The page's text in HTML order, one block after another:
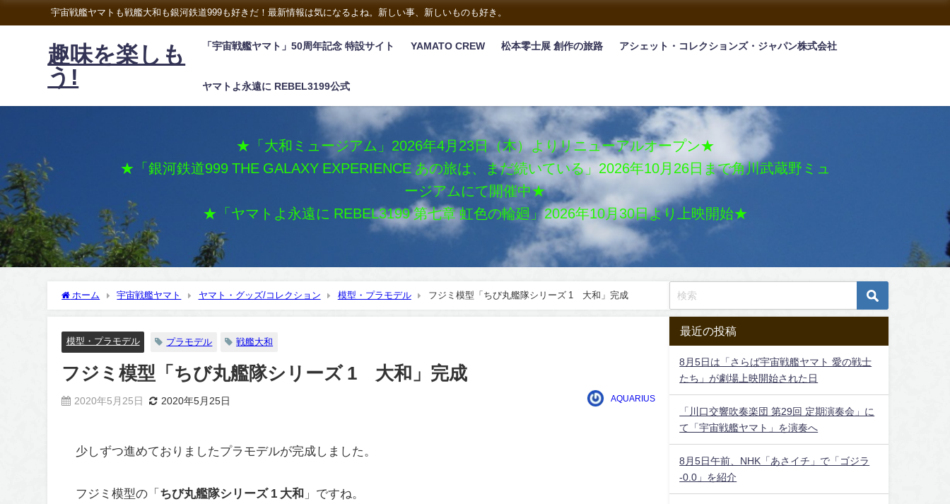
宇宙戦艦ヤマトも戦艦大和も銀河鉄道999も好きだ！最新情報は気になるよね。新しい事、新しいものも好き。
趣味を楽しも
う!
「宇宙戦艦ヤマト」50周年記念 特設サイト YAMATO CREW 松本零士展 創作の旅路 アシェット・コレクションズ・ジャパン株式会社
ヤマトよ永遠に REBEL3199公式
★「大和ミュージアム」2026年4月23日（木）よりリニューアルオープン★
★「銀河鉄道999 THE GALAXY EXPERIENCE あの旅は、まだ続いている」2026年10月26日まで角川武蔵野ミュ
ージアムにて開催中★
★「ヤマトよ永遠に REBEL3199 第七章 虹色の輪廻」2026年10月30日より上映開始★
ホーム 宇宙戦艦ヤマト ヤマト・グッズ/コレクション 模型・プラモデル フジミ模型「ちび丸艦隊シリーズ 1 大和」完成
模型・プラモデル プラモデル 戦艦大和
フジミ模型「ちび丸艦隊シリーズ 1 大和」完成
2020年5月25日 2020年5月25日 AQUARIUS
少しずつ進めておりましたプラモデルが完成しました。
フジミ模型の「 ちび丸艦隊シリーズ 1 大和 」ですね。
最近の投稿
8月5日は「さらば宇宙戦艦ヤマト 愛の戦士
たち」が劇場上映開始された日
「川口交響吹奏楽団 第29回 定期演奏会」に
て「宇宙戦艦ヤマト」を演奏へ
8月5日午前、NHK「あさイチ」で「ゴジラ
-0.0」を紹介